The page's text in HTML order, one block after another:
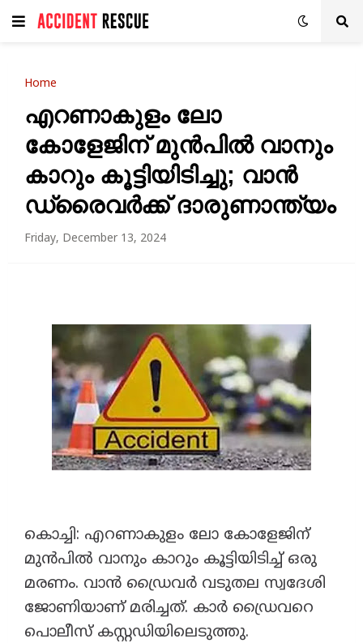
Home
എറണാകുളം ലോ
കോളേജിന് മുൻപിൽ വാനും
കാറും കൂട്ടിയിടിച്ചു; വാൻ
ഡ്രൈവർക്ക് ദാരുണാന്ത്യം
Friday, December 13, 2024
കൊച്ചി: എറണാകുളം ലോ കോളേജിന്
മുൻപിൽ വാനും കാറും കൂട്ടിയിടിച്ച് ഒരു
മരണം. വാൻ ഡ്രൈവർ വടുതല സ്വദേശി
ജോണിയാണ് മരിച്ചത്. കാർ ഡ്രൈവറെ
പൊലീസ് കസ്റ്റഡിയിലെടുത്തു.